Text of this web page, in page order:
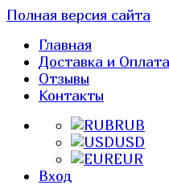
Полная версия сайта
Главная
Доставка и Оплата
Отзывы
Контакты
RUB
USD
EUR
Вход